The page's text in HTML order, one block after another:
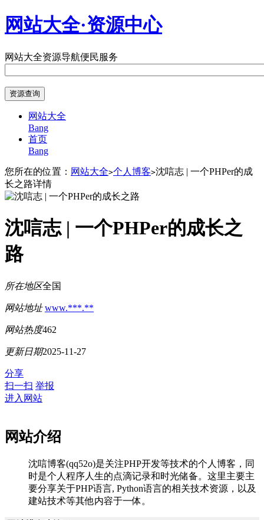
网站大全·资源中心
网站大全资源导航便民服务
网站大全
Bang
首页
Bang
您所在的位置： 网站大全>个人博客>沈唁志 | 一个PHPer的成
长之路详情
沈唁志 | 一个PHPer的成长之
路
所在地区全国
网站地址 www.***.**
网站热度462
更新日期2025-11-27
分享
扫一扫 举报
进入网站
网站介绍
沈唁博客(qq52o)是关注PHP开发等技术的个人博客，同
时是个人程序人生的点滴记录和时光储备。这里主要主
要分享关于PHP语言, Python语言的相关技术资源，以及
建站技术等其他内容于一体。